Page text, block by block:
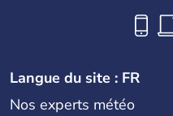
Langue du site : FR
Nos experts météo